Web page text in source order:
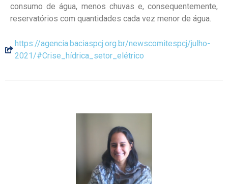
consumo de água, menos chuvas e, consequentemente,
reservatórios com quantidades cada vez menor de água.
https://agencia.baciaspcj.org.br/newscomitespcj/julho-
2021/#Crise_hídrica_setor_elétrico